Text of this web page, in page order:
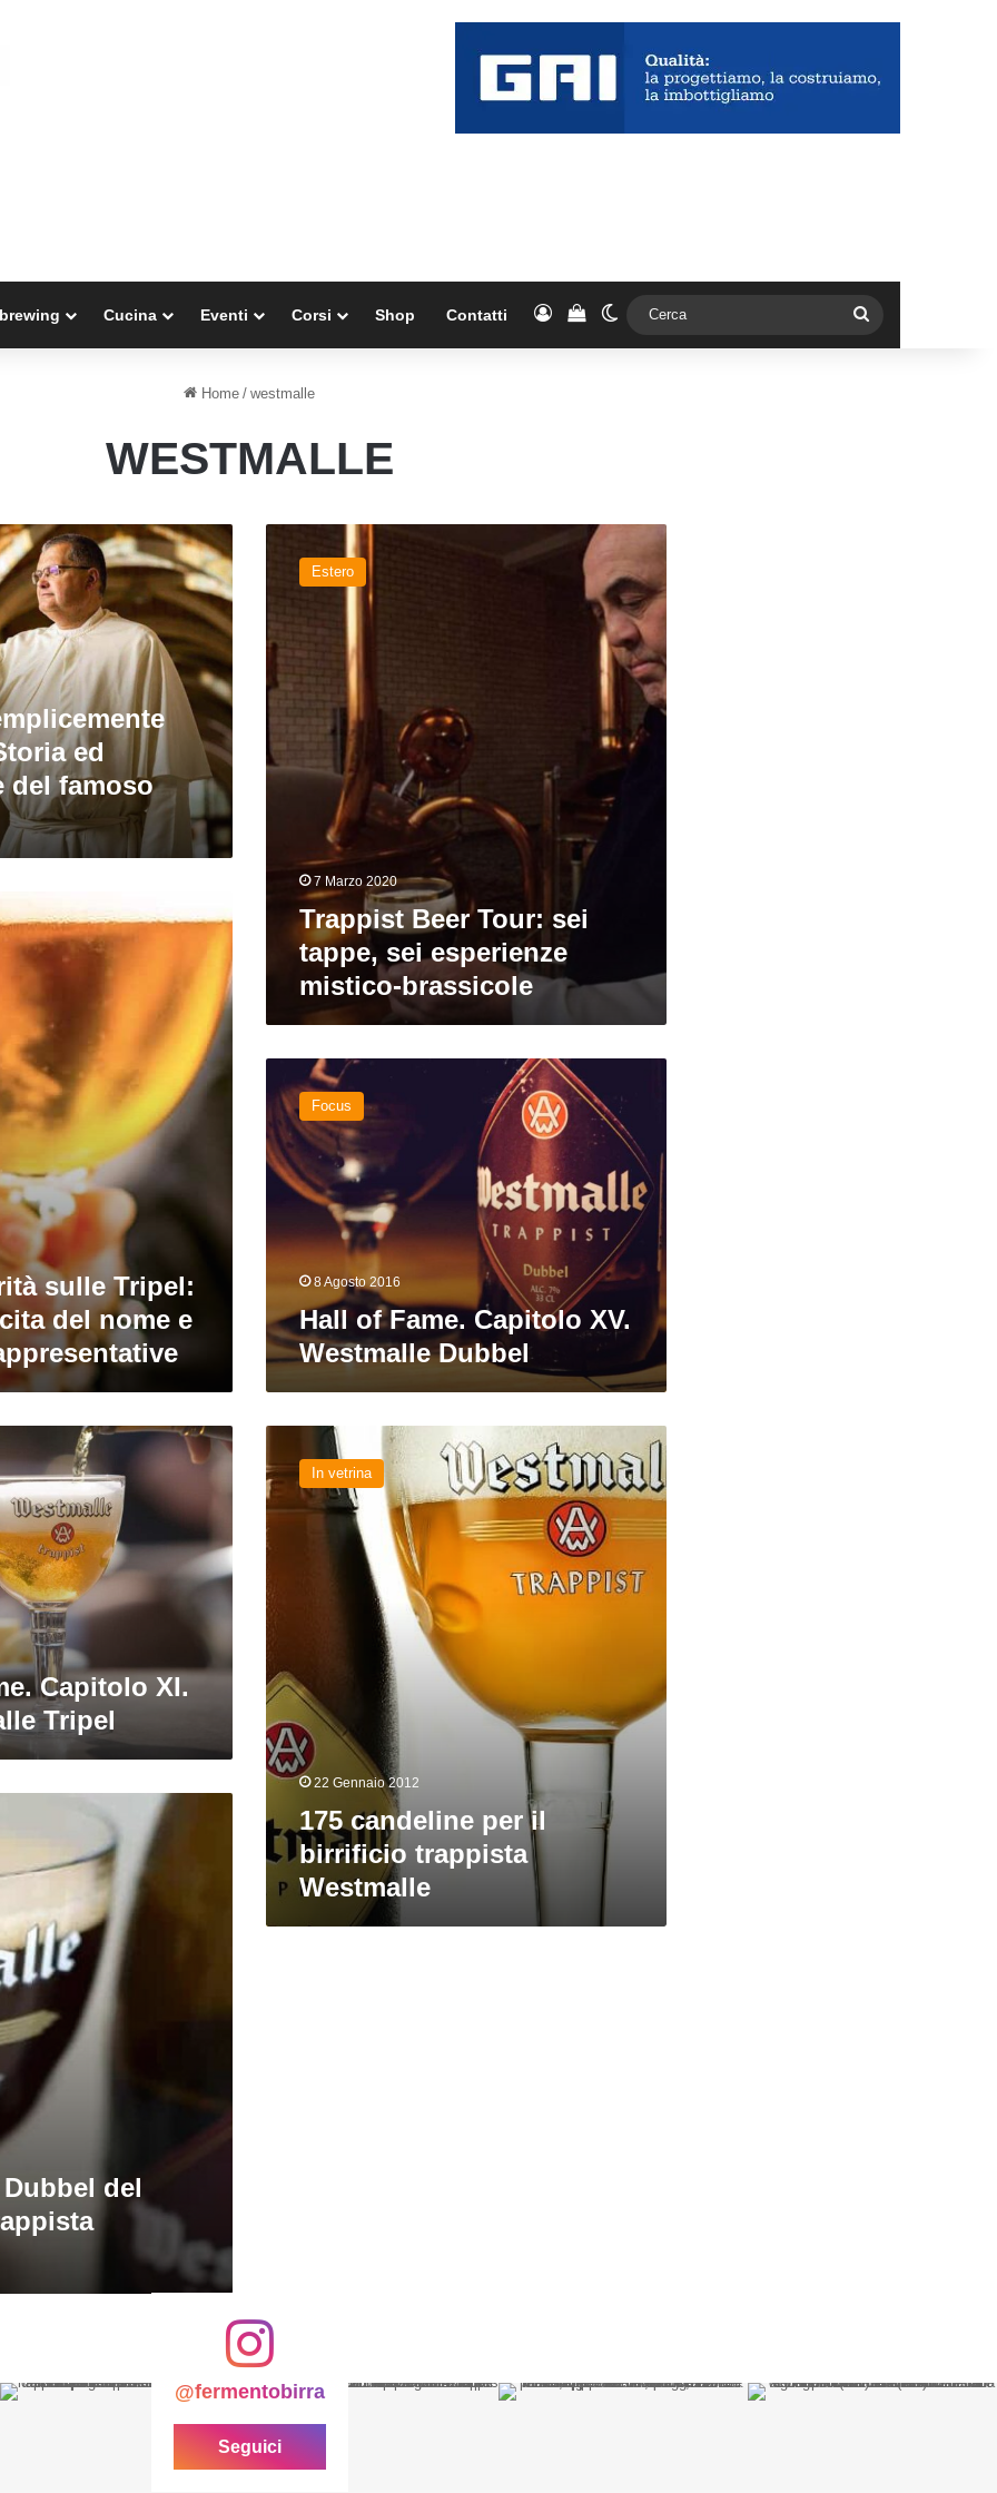
Cucina Eventi Corsi Shop Contatti AccediVedi il carrello
Cambia aspetto
Home / westmalle
WESTMALLE
ed
del famoso
sei
esperienze
brassicole
Estero
7 Marzo 2020
Trappist Beer Tour: sei
tappe, sei esperienze
mistico-brassicole
sulle Tripel:
del nome e
Fame.
Capitolo
XV.
Westmalle
Focus
8 Agosto 2016
Hall of Fame. Capitolo XV.
Westmalle Dubbel
Capitolo XI.
Tripel
candeline
per
il
birrificio
trappista
In vetrina
22 Gennaio 2012
175 candeline per il
birrificio trappista
Westmalle
del
@fermentobirra
Seguici